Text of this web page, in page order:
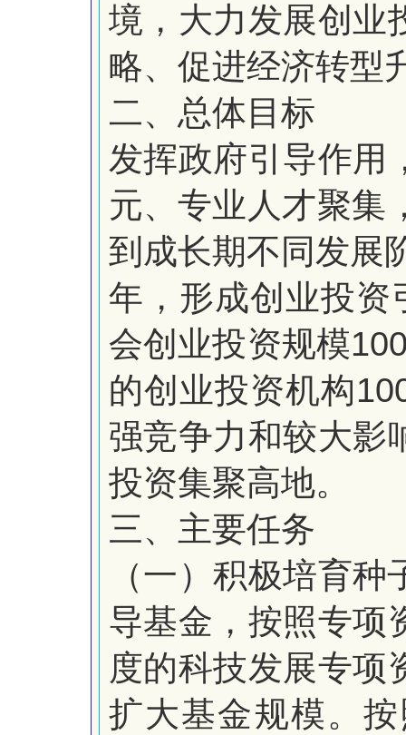
境，大力发展创业
略、促进经济转型
二、总体目标
发挥政府引导作用
元、 专业人才聚集
到成长期不同发展
年，形成创业投资
会创业投资规模
的创业投资机构
强竞争力和较大影
投资集聚高地。
三、主要任务
（一）积极培育
导基金，按照专项
度的科技发展专项
扩大基金规模。